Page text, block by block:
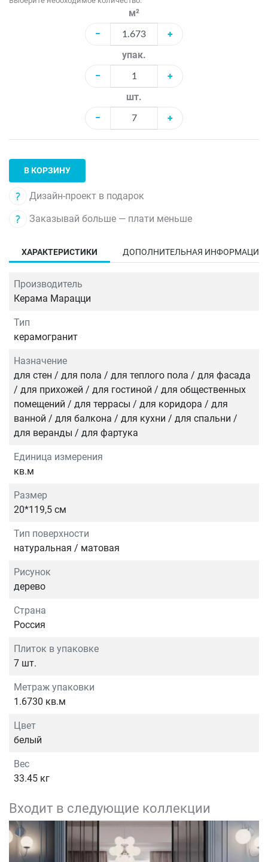
м²
−
+
упак.
−
+
шт.
−
+
В КОРЗИНУ
Дизайн-проект в подарок
Заказывай больше — плати меньше
ХАРАКТЕРИСТИКИ ДОПОЛНИТЕЛЬНАЯ ИНФОРМАЦИЯ
Производитель
Керама Марацци
Тип
керамогранит
Назначение
для стен / для пола / для теплого пола / для фасада
/ для прихожей / для гостиной / для общественных
помещений / для террасы / для коридора / для
ванной / для балкона / для кухни / для спальни /
для веранды / для фартука
Единица измерения
кв.м
Размер
20*119,5 см
Тип поверхности
натуральная / матовая
Рисунок
дерево
Страна
Россия
Плиток в упаковке
7 шт.
Метраж упаковки
1.6730 кв.м
Цвет
белый
Вес
33.45 кг
Входит в следующие коллекции